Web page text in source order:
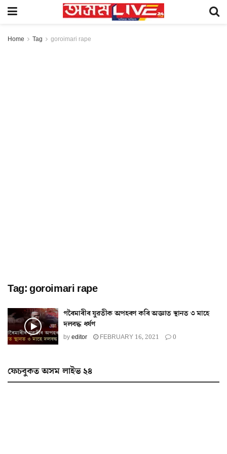
Home Tag goroimari rape
Tag:goroimari rape
গৰৈমাৰীৰ যুৱতীক অপহৰণ কৰি অজ্ঞাত স্থানত ৩ মাহে
দলবদ্ধ ধৰ্ষণ
byeditor FEBRUARY 16, 2021 0
ফেচবুকত অসম লাইভ ২৪